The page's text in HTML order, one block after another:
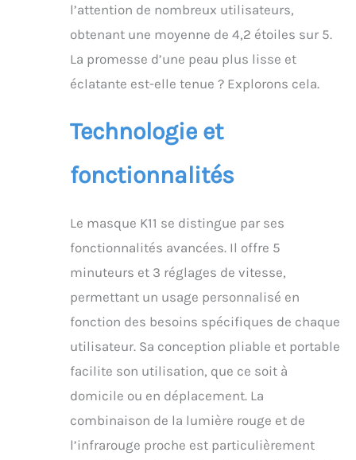
de soins de la peau à
LED est prêt pour les
anniversaires, les
vacances ou les
moments de soins
remplacement sans
notre équipe de service
client dédiée. 7 modes
personnalisables pour
un soin ciblé –
Basculez entre 7
couleurs LED
infrarouge NiR : rouge
pour la revitalisation de
gestion des
imperfections | Jaune
Vert pour apaiser | Violet
pour les pores raffinés |
| Blanc pour un boost
l’attention de nombreux utilisateurs,
obtenant une moyenne de 4,2 étoiles sur 5.
La promesse d’une peau plus lisse et
éclatante est-elle tenue ? Explorons cela.
Technologie et
fonctionnalités
Le masque K11 se distingue par ses
fonctionnalités avancées. Il offre 5
minuteurs et 3 réglages de vitesse,
permettant un usage personnalisé en
fonction des besoins spécifiques de chaque
utilisateur. Sa conception pliable et portable
facilite son utilisation, que ce soit à
domicile ou en déplacement. La
combinaison de la lumière rouge et de
l’infrarouge proche est particulièrement